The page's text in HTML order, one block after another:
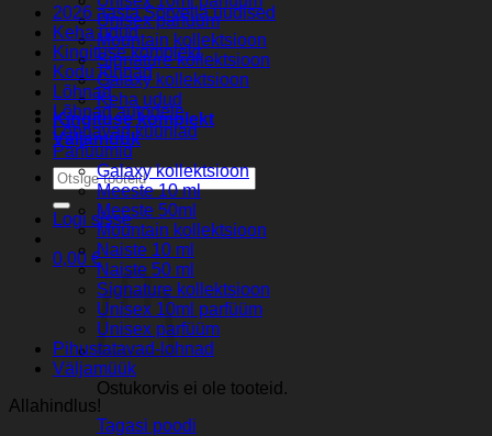
Unisex parfüüm
Mountain kollektsioon
Signature kollektsioon
Galaxy kollektsioon
Keha udud
Kingituse komplekt
Väljamüük
Otsi:
Logi sisse
0,00 €
Ostukorvis ei ole tooteid.
Tagasi poodi
2026 aasta Sorvella uudised
Keha udud
Kingituse komplekt
Kodu lõhnad
Lõhnad
Lõhnad autodele
Lõhnavad küünlad
Parfuumid
Galaxy kollektsioon
Meeste 10 ml
Meeste 50ml
Mountain kollektsioon
Naiste 10 ml
Naiste 50 ml
Signature kollektsioon
Unisex 10ml parfüüm
Unisex parfüüm
Pihustatavad-lohnad
Väljamüük
Allahindlus!